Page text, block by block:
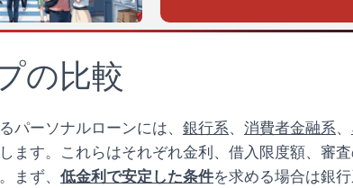
の比較
パーソナルローンには、 銀行系、 消費者金融系、
ます。これらはそれぞれ金利、借入限度額、審
まず、 低金利で安定した条件を求める場合は銀